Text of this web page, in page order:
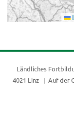
Ländliches
4021 Linz
Auf der